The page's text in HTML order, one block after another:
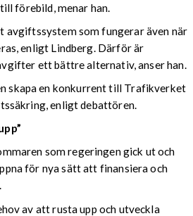
förebild, menar han.
avgiftssystem som fungerar även när
enligt Lindberg. Därför är
ett bättre alternativ, anser han.
skapa en konkurrent till Trafikverket
enligt debattören.
som regeringen gick ut och
för nya sätt att finansiera och
av att rusta upp och utveckla